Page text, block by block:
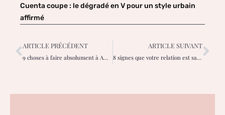
Cuenta coupe : le dégradé en V pour un style urbain
affirmé
ARTICLE PRÉCÉDENT
9 choses à faire absolument à Amsterdam !
ARTICLE SUIVANT
8 signes que votre relation est saine !